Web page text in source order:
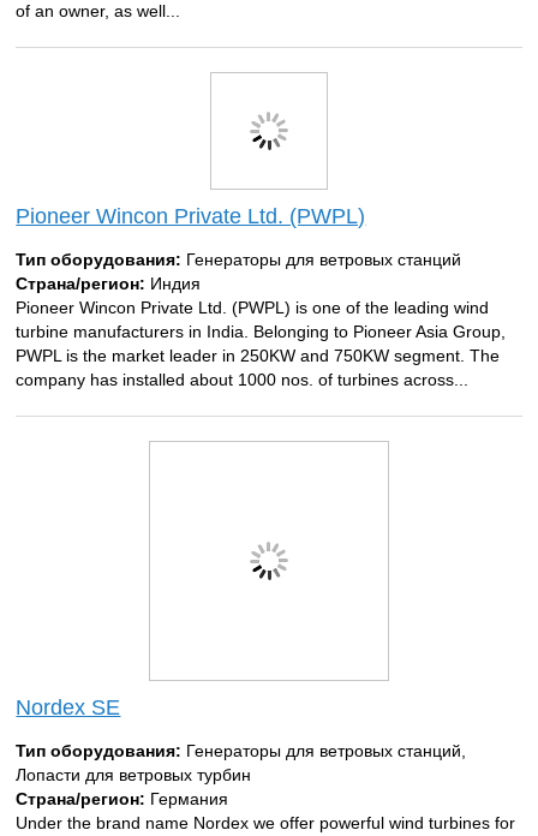
of an owner, as well...
Pioneer Wincon Private Ltd. (PWPL)
Тип оборудования: Генераторы для ветровых станций
Страна/регион: Индия
Pioneer Wincon Private Ltd. (PWPL) is one of the leading wind
turbine manufacturers in India. Belonging to Pioneer Asia Group,
PWPL is the market leader in 250KW and 750KW segment. The
company has installed about 1000 nos. of turbines across...
Nordex SE
Тип оборудования: Генераторы для ветровых станций,
Лопасти для ветровых турбин
Страна/регион: Германия
Under the brand name Nordex we offer powerful wind turbines for